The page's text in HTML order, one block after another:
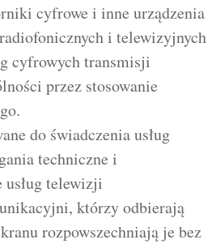
cyfrowe i inne urządzenia
i telewizyjnych
cyfrowych transmisji
przez stosowanie
do świadczenia usług
techniczne i
telewizji
którzy odbierają
rozpowszechniają je bez